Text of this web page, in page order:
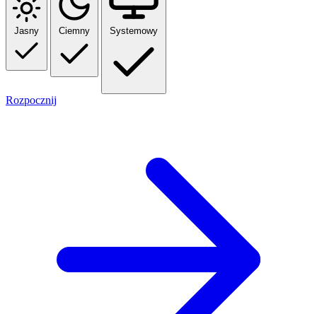
Jasny Ciemny Systemowy
Rozpocznij